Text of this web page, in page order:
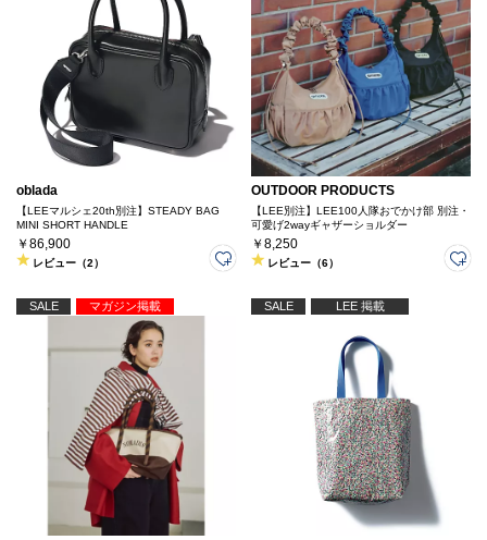
oblada
【LEEマルシェ20th別注】STEADY BAG
MINI SHORT HANDLE
￥86,900
レビュー（2）
OUTDOOR PRODUCTS
【LEE別注】LEE100人隊おでかけ部 別注・
可愛げ2wayギャザーショルダー
￥8,250
レビュー（6）
SALE マガジン掲載 SALE LEE 掲載